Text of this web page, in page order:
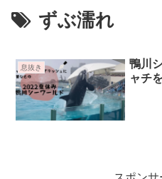
ずぶ濡れ
息抜き
鴨川
ャチ